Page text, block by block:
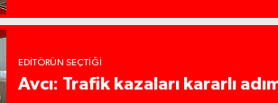
EDITÖRÜN SEÇTIĞI
Avcı: Trafik kazaları kararlı